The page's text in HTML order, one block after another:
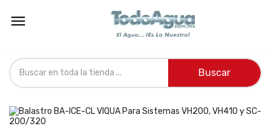

Buscar